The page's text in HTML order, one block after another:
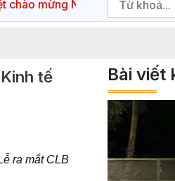
Ngày bầu cử đại biểu
tế
ra mắt CLB
Bài viết